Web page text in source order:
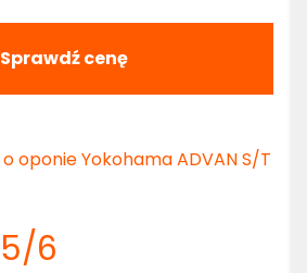
Sprawdź cenę
oponie Yokohama ADVAN S/T
5/6